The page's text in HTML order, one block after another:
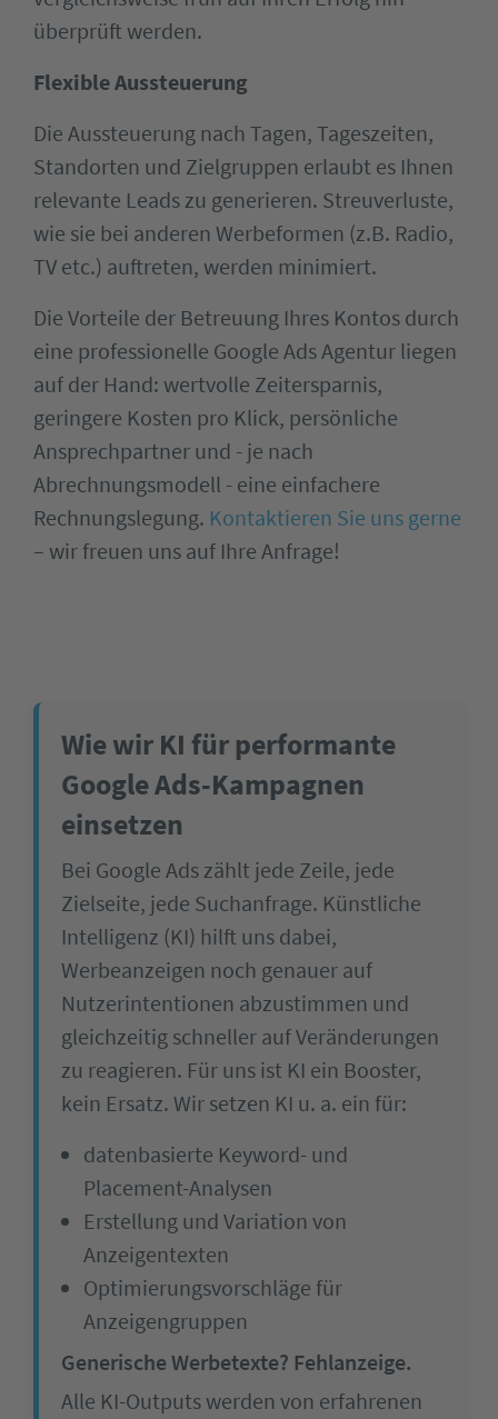
überprüft werden.
Flexible Aussteuerung
Die Aussteuerung nach Tagen, Tageszeiten,
Standorten und Zielgruppen erlaubt es Ihnen
relevante Leads zu generieren. Streuverluste,
wie sie bei anderen Werbeformen (z.B. Radio,
TV etc.) auftreten, werden minimiert.
Die Vorteile der Betreuung Ihres Kontos durch
eine professionelle Google Ads Agentur liegen
auf der Hand: wertvolle Zeitersparnis,
geringere Kosten pro Klick, persönliche
Ansprechpartner und - je nach
Abrechnungsmodell - eine einfachere
Rechnungslegung. Kontaktieren Sie uns gerne
– wir freuen uns auf Ihre Anfrage!
Wie wir KI für performante
Google Ads-Kampagnen
einsetzen
Bei Google Ads zählt jede Zeile, jede
Zielseite, jede Suchanfrage. Künstliche
Intelligenz (KI) hilft uns dabei,
Werbeanzeigen noch genauer auf
Nutzerintentionen abzustimmen und
gleichzeitig schneller auf Veränderungen
zu reagieren. Für uns ist KI ein Booster,
kein Ersatz. Wir setzen KI u. a. ein für:
datenbasierte Keyword- und
Placement-Analysen
Erstellung und Variation von
Anzeigentexten
Optimierungsvorschläge für
Anzeigengruppen
Generische Werbetexte? Fehlanzeige.
Alle KI-Outputs werden von erfahrenen